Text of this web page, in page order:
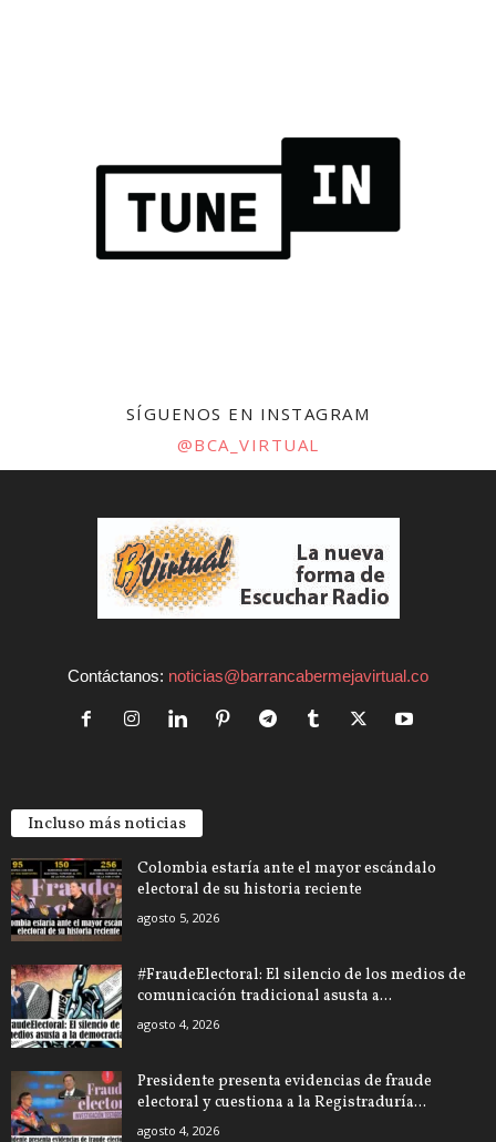
SÍGUENOS EN INSTAGRAM
@BCA_VIRTUAL
Contáctanos: noticias@barrancabermejavirtual.co
Incluso más noticias
Colombia estaría ante el mayor escándalo
electoral de su historia reciente
agosto 5, 2026
#FraudeElectoral: El silencio de los medios de
comunicación tradicional asusta a...
agosto 4, 2026
Presidente presenta evidencias de fraude
electoral y cuestiona a la Registraduría...
agosto 4, 2026